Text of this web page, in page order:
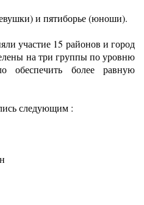
и пятиборье (юноши).
участие 15 районов и город
на три группы по уровню
обеспечить более равную
следующим :